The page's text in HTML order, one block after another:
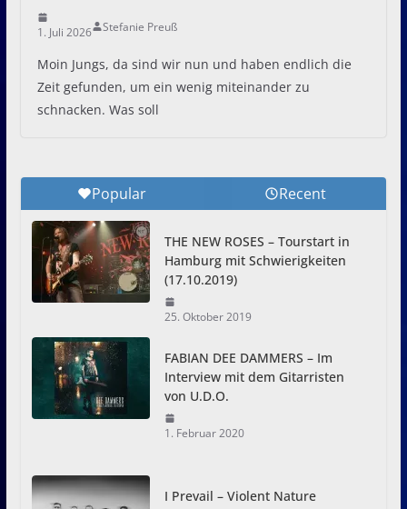
1. Juli 2026 Stefanie Preuß
Moin Jungs, da sind wir nun und haben endlich die
Zeit gefunden, um ein wenig miteinander zu
schnacken. Was soll
Popular Recent
THE NEW ROSES – Tourstart in
Hamburg mit Schwierigkeiten
(17.10.2019)
25. Oktober 2019
FABIAN DEE DAMMERS – Im
Interview mit dem Gitarristen
von U.D.O.
1. Februar 2020
I Prevail – Violent Nature